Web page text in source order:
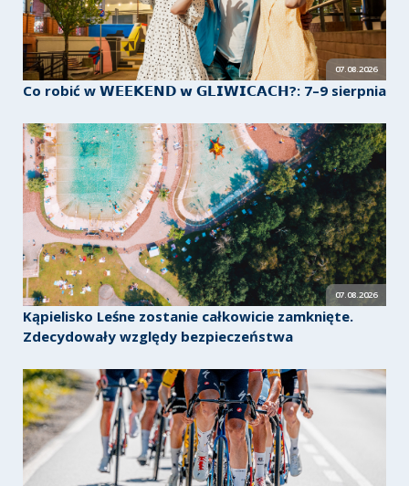
07.08.2026
Co robić w 𝗪𝗘𝗘𝗞𝗘𝗡𝗗 𝘄 𝗚𝗟𝗜𝗪𝗜𝗖𝗔𝗖𝗛?: 7–9 sierpnia
07.08.2026
Kąpielisko Leśne zostanie całkowicie zamknięte.
Zdecydowały względy bezpieczeństwa